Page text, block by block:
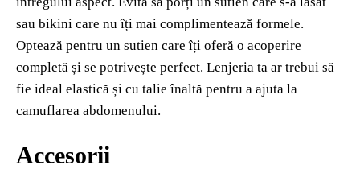
sau bikini care nu îți mai complimentează formele.
Optează pentru un sutien care îți oferă o acoperire
completă și se potrivește perfect. Lenjeria ta ar trebui să
fie ideal elastică și cu talie înaltă pentru a ajuta la
camuflarea abdomenului.
Accesorii